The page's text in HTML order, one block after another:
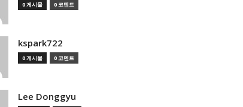
0 게시물 0 코멘트
kspark722
0 게시물 0 코멘트
Lee Donggyu